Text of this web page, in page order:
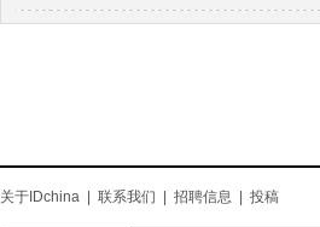
关于IDchina 联系我们 招聘信息 投稿